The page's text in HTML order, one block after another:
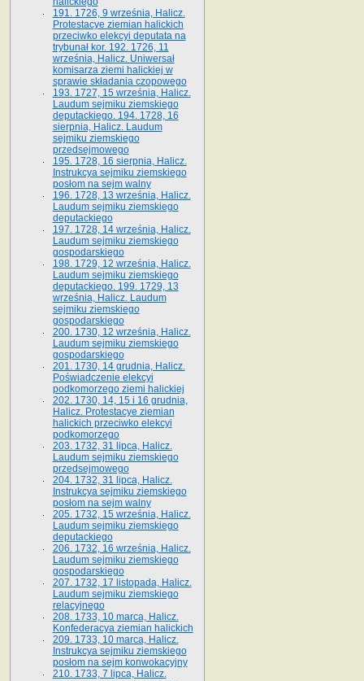
191. 1726, 9 września, Halicz.
Protestacye ziemian halickich
przeciwko elekcyi deputata na
trybunał kor. 192. 1726, 11
września, Halicz. Uniwersał
komisarza ziemi halickiej w
sprawie składania czopowego
193. 1727, 15 września, Halicz.
Laudum sejmiku ziemskiego
deputackiego. 194. 1728, 16
sierpnia, Halicz. Laudum
sejmiku ziemskiego
przedsejmowego
195. 1728, 16 sierpnia, Halicz.
Instrukcya sejmiku ziemskiego
posłom na sejm walny
196. 1728, 13 września, Halicz.
Laudum sejmiku ziemskiego
deputackiego
197. 1728, 14 września, Halicz.
Laudum sejmiku ziemskiego
gospodarskiego
198. 1729, 12 września, Halicz.
Laudum sejmiku ziemskiego
deputackiego. 199. 1729, 13
września, Halicz. Laudum
sejmiku ziemskiego
gospodarskiego
200. 1730, 12 września, Halicz.
Laudum sejmiku ziemskiego
gospodarskiego
201. 1730, 14 grudnia, Halicz.
Poświadczenie elekcyi
podkomorzego ziemi halickiej
202. 1730, 14, 15 i 16 grudnia,
Halicz. Protestacye ziemian
halickich przeciwko elekcyi
podkomorzego
203. 1732, 31 lipca, Halicz.
Laudum sejmiku ziemskiego
przedsejmowego
204. 1732, 31 lipca, Halicz.
Instrukcya sejmiku ziemskiego
posłom na sejm walny
205. 1732, 15 września, Halicz.
Laudum sejmiku ziemskiego
deputackiego
206. 1732, 16 września, Halicz.
Laudum sejmiku ziemskiego
gospodarskiego
207. 1732, 17 listopada, Halicz.
Laudum sejmiku ziemskiego
relacyjnego
208. 1733, 10 marca, Halicz.
Konfederacya ziemian halickich­
209. 1733, 10 marca, Halicz.
Instrukcya sejmiku ziemskiego
posłom na sejm konwokacyjny
210. 1733, 7 lipca, Halicz.